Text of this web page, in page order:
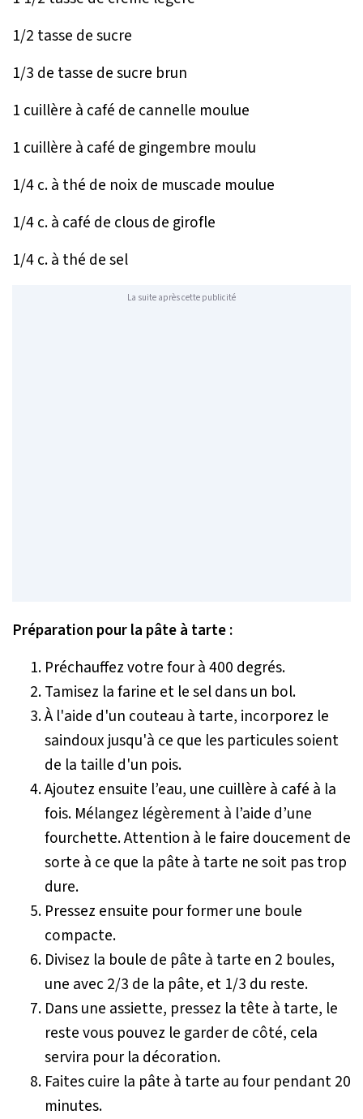
1/2 tasse de sucre
1/3 de tasse de sucre brun
1 cuillère à café de cannelle moulue
1 cuillère à café de gingembre moulu
1/4 c. à thé de noix de muscade moulue
1/4 c. à café de clous de girofle
1/4 c. à thé de sel
La suite après cette publicité
Préparation pour la pâte à tarte :
Préchauffez votre four à 400 degrés.
Tamisez la farine et le sel dans un bol.
À l'aide d'un couteau à tarte, incorporez le
saindoux jusqu'à ce que les particules soient
de la taille d'un pois.
Ajoutez ensuite l’eau, une cuillère à café à la
fois. Mélangez légèrement à l’aide d’une
fourchette. Attention à le faire doucement de
sorte à ce que la pâte à tarte ne soit pas trop
dure.
Pressez ensuite pour former une boule
compacte.
Divisez la boule de pâte à tarte en 2 boules,
une avec 2/3 de la pâte, et 1/3 du reste.
Dans une assiette, pressez la tête à tarte, le
reste vous pouvez le garder de côté, cela
servira pour la décoration.
Faites cuire la pâte à tarte au four pendant 20
minutes.